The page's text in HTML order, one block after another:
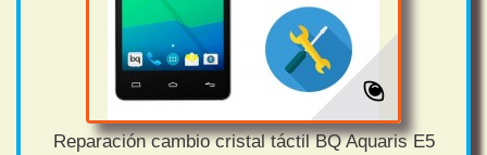
Reparación cambio cristal táctil BQ Aquaris E5